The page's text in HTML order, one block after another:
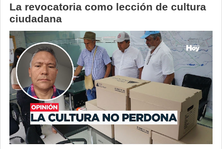
La revocatoria como lección de cultura
ciudadana